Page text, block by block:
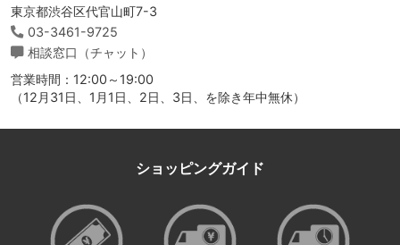
東京都渋谷区代官山町7-3
03-3461-9725
相談窓口（チャット）
営業時間：12:00～19:00
（12月31日、1月1日、2日、3日、を除き年中無休）
ショッピングガイド